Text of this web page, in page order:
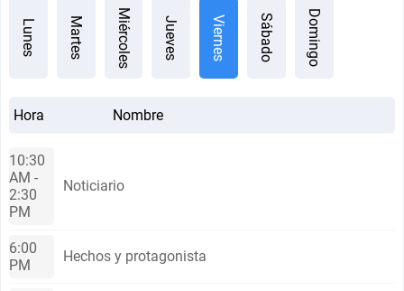
Lunes Martes Miércoles Jueves Viernes Sábado Domingo
Hora Nombre
10:30
AM -
2:30
PM
Noticiario
6:00
PM
Hechos y protagonista